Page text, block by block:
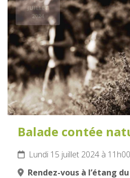
JUILLET
2024
Balade contée
Lundi 15 juillet 2024 à 11h00
Rendez-vous à l’étang